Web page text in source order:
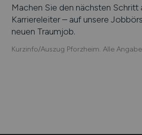
Machen Sie den nächsten Schritt
Karriereleiter – auf unsere
neuen Traumjob.
Kurzinfo/Auszug Pforzheim. Alle